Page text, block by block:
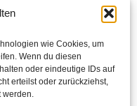
wie Cookies, um
Wenn du diesen
oder eindeutige IDs auf
erteilst oder zurückziehst,
werden.